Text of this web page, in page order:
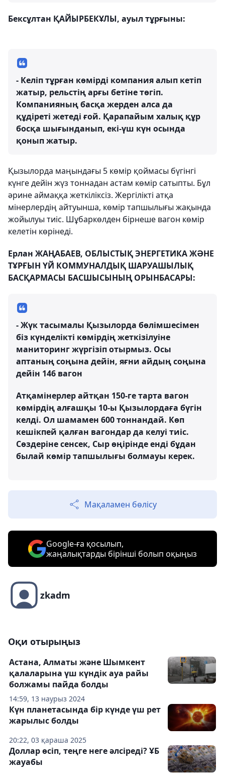
Бексұлтан ҚАЙЫРБЕКҰЛЫ, ауыл тұрғыны:
- Келіп тұрған көмірді компания алып кетіп
жатыр, рельстің арғы бетіне төгіп.
Компанияның басқа жерден алса да
құдіреті жетеді ғой. Қарапайым халық құр
босқа шығынданып, екі-үш күн осында
қонып жатыр.
Қызылорда маңындағы 5 көмір қоймасы бүгінгі
күнге дейін жүз тоннадан астам көмір сатыпты. Бұл
әрине аймаққа жеткіліксіз. Жергілікті атқа
мінерлердің айтуынша, көмір тапшылығы жақында
жойылуы тиіс. Шұбаркөлден бірнеше вагон көмір
келетін көрінеді.
Ерлан ЖАҢАБАЕВ, ОБЛЫСТЫҚ ЭНЕРГЕТИКА ЖӘНЕ
ТҰРҒЫН ҮЙ КОММУНАЛДЫҚ ШАРУАШЫЛЫҚ
БАСҚАРМАСЫ БАСШЫСЫНЫҢ ОРЫНБАСАРЫ:
- Жүк тасымалы Қызылорда бөлімшесімен
біз күнделікті көмірдің жеткізілуіне
маниторинг жүргізіп отырмыз. Осы
аптаның соңына дейін, яғни айдың соңына
дейін 146 вагон
Атқамінерлер айтқан 150-ге тарта вагон
көмірдің алғашқы 10-ы Қызылордаға бүгін
келді. Ол шамамен 600 тоннандай. Көп
кешікпей қалған вагондар да келуі тиіс.
Сөздеріне сенсек, Сыр өңірінде енді бұдан
былай көмір тапшылығы болмауы керек.
Мақаламен бөлісу
Google-ға қосылып,
жаңалықтарды бірінші болып оқыңыз
zkadm
Оқи отырыңыз
14:59, 13 наурыз 2024
Астана, Алматы және Шымкент
қалаларына үш күндік ауа райы
болжамы пайда болды
20:22, 03 қараша 2025
Күн планетасында бір күнде үш рет
жарылыс болды
Доллар өсіп, теңге неге әлсіреді? ҰБ
жауабы